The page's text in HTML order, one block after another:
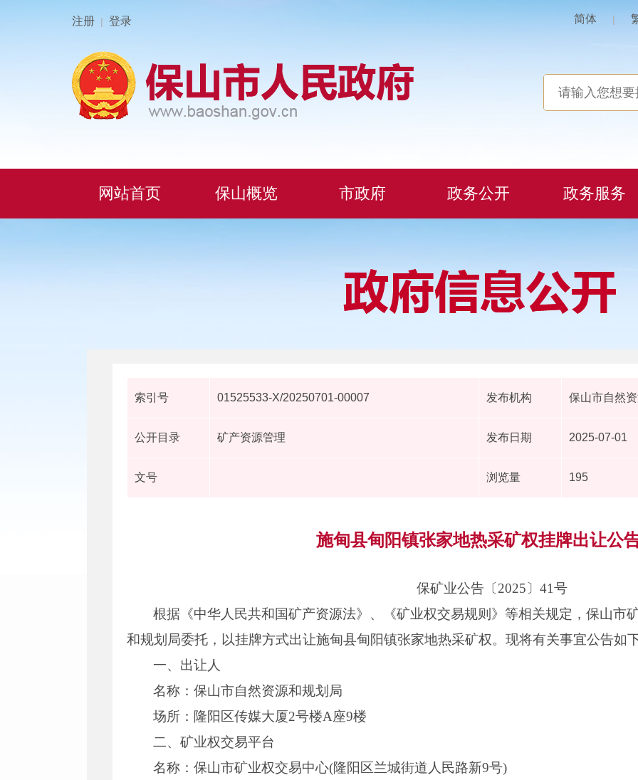
注册 | 登录 简体 |
网站首页 保山概览 市政府 政务公开 政务服务
索引号 01525533-X/20250701-00007 发布机构 保山市自然
公开目录 矿产资源管理 发布日期 2025-07-01
文号 浏览量 195
施甸县甸阳镇张家地热采矿权挂牌出让公
保矿业公告〔2025〕41号
根据《中华人民共和国矿产资源法》、《矿业权交易规则》等相关规定，保山市
和规划局委托，以挂牌方式出让施甸县甸阳镇张家地热采矿权。现将有关事宜公告如
一、出让人
名称：保山市自然资源和规划局
场所：隆阳区传媒大厦2号楼A座9楼
二、矿业权交易平台
名称：保山市矿业权交易中心(隆阳区兰城街道人民路新9号)